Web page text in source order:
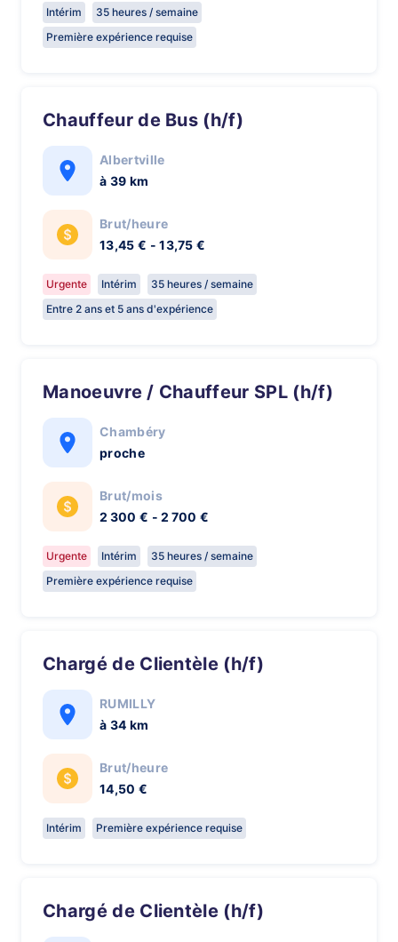
Intérim
35 heures / semaine
Première expérience requise
Chauffeur de Bus (h/f)
Albertville
à 39 km
Brut/heure
13,45 € - 13,75 €
Urgente Intérim
35 heures / semaine
Entre 2 ans et 5 ans d'expérience
Manoeuvre / Chauffeur SPL (h/f)
Chambéry
proche
Brut/mois
2 300 € - 2 700 €
Urgente Intérim
35 heures / semaine
Première expérience requise
Chargé de Clientèle (h/f)
RUMILLY
à 34 km
Brut/heure
14,50 €
Intérim Première expérience requise
Chargé de Clientèle (h/f)